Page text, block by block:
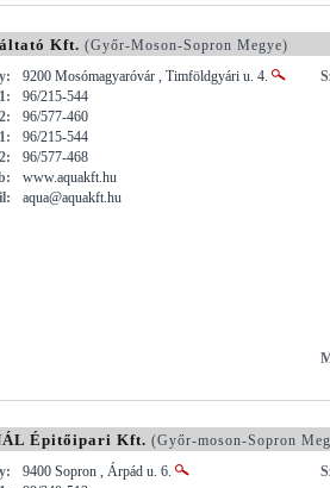
Kft. (Győr-Moson-Sopron Megye)
9200 Mosómagyaróvár , Timföldgyári u. 4.
96/215-544
96/577-460
96/215-544
96/577-468
www.aquakft.hu
aqua@aquakft.hu
Épitőipari Kft. (Győr-moson-Sopron
9400 Sopron , Árpád u. 6.